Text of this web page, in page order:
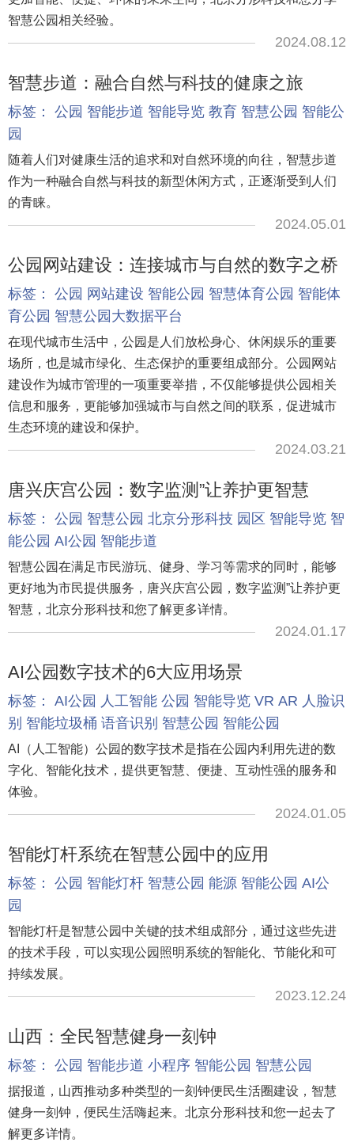
智慧公园相关经验。
2024.08.12
智慧步道：融合自然与科技的健康之旅
标签： 公园 智能步道 智能导览 教育 智慧公园 智能公
园
随着人们对健康生活的追求和对自然环境的向往，智慧步道
作为一种融合自然与科技的新型休闲方式，正逐渐受到人们
的青睐。
2024.05.01
公园网站建设：连接城市与自然的数字之桥
标签： 公园 网站建设 智能公园 智慧体育公园 智能体
育公园 智慧公园大数据平台
在现代城市生活中，公园是人们放松身心、休闲娱乐的重要
场所，也是城市绿化、生态保护的重要组成部分。公园网站
建设作为城市管理的一项重要举措，不仅能够提供公园相关
信息和服务，更能够加强城市与自然之间的联系，促进城市
生态环境的建设和保护。
2024.03.21
唐兴庆宫公园：数字监测”让养护更智慧
标签： 公园 智慧公园 北京分形科技 园区 智能导览 智
能公园 AI公园 智能步道
智慧公园在满足市民游玩、健身、学习等需求的同时，能够
更好地为市民提供服务，唐兴庆宫公园，数字监测”让养护更
智慧，北京分形科技和您了解更多详情。
2024.01.17
AI公园数字技术的6大应用场景
标签： AI公园 人工智能 公园 智能导览 VR AR 人脸识
别 智能垃圾桶 语音识别 智慧公园 智能公园
AI（人工智能）公园的数字技术是指在公园内利用先进的数
字化、智能化技术，提供更智慧、便捷、互动性强的服务和
体验。
2024.01.05
智能灯杆系统在智慧公园中的应用
标签： 公园 智能灯杆 智慧公园 能源 智能公园 AI公
园
智能灯杆是智慧公园中关键的技术组成部分，通过这些先进
的技术手段，可以实现公园照明系统的智能化、节能化和可
持续发展。
2023.12.24
山西：全民智慧健身一刻钟
标签： 公园 智能步道 小程序 智能公园 智慧公园
据报道，山西推动多种类型的一刻钟便民生活圈建设，智慧
健身一刻钟，便民生活嗨起来。北京分形科技和您一起去了
解更多详情。